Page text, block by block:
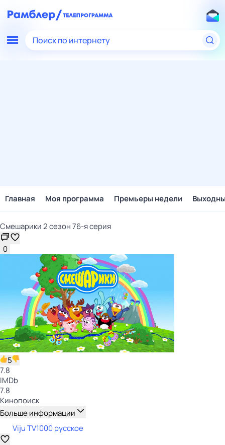
Поиск по интернету
Главная Моя программа Премьеры недели
Смешарики 2 сезон 76-я серия
0
5
7.8
IMDb
7.8
Кинопоиск
Больше информации
Viju TV1000 русское